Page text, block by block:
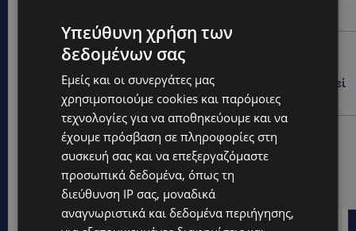
UPDATES
ΛΕΥΚΩΣΙΑ: Γιατί ένας 16χρονος φέρεται να έβαλε
φωτιά σε ιστορική μπυραρία – Η Αστυνομία αναζητεί
το κίνητρο
UPDATES
ΛΑΤΣΙΑ-ΓΕΡΙ: Στο επίκεντρο η δημιουργία δομών για
ασυνόδευτους ανήλικους – Αντιδρά ο Δήμος,
στηρίζει υπό προϋποθέσεις το Κίνημα Οικολόγων
Υπεύθυνη χρήση των
δεδομένων σας
Εμείς και οι συνεργάτες μας
χρησιμοποιούμε cookies και παρόμοιες
τεχνολογίες για να αποθηκεύουμε και να
έχουμε πρόσβαση σε πληροφορίες στη
συσκευή σας και να επεξεργαζόμαστε
προσωπικά δεδομένα, όπως τη
διεύθυνση IP σας, μοναδικά
αναγνωριστικά και δεδομένα περιήγησης,